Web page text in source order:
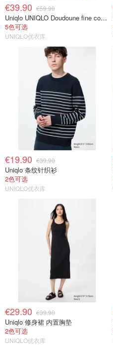
€39.90 €59.90
Uniqlo UNIQLO Doudoune fine compacte 女士羽绒服
5色可选
UNIQLO优衣库
€19.90 €39.90
Uniqlo 条纹针织衫
2色可选
UNIQLO优衣库
€29.90 €39.90
Uniqlo 修身裙 内置胸垫
2色可选
UNIQLO优衣库